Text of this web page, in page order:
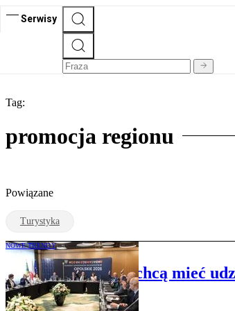
Serwisy
Tag:
promocja regionu
Powiązane
Turystyka
NOWE TRENDY
Marszałkowie też chcą mieć